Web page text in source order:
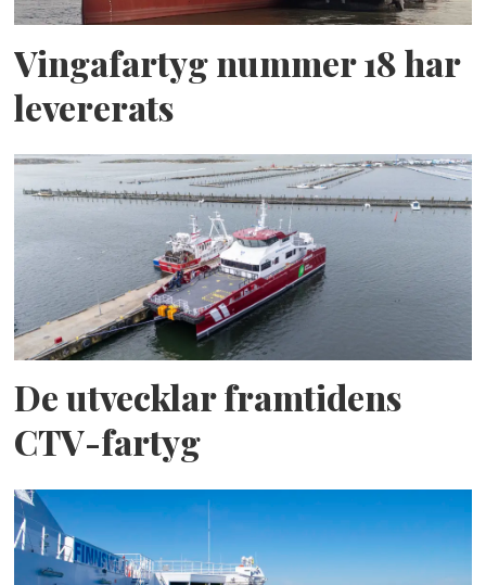
Vingafartyg nummer 18 har
levererats
De utvecklar framtidens
CTV-fartyg